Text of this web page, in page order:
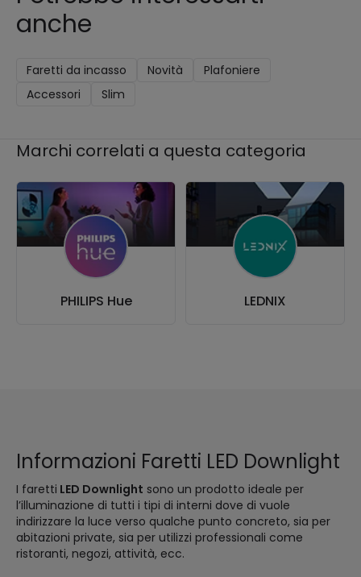
anche
Faretti da incasso Novità
Plafoniere
Accessori
Slim
Marchi correlati a questa categoria
PHILIPS Hue LEDNIX
Informazioni Faretti LED Downlight
I faretti LED Downlight sono un prodotto ideale per
l’illuminazione di tutti i tipi di interni dove di vuole
indirizzare la luce verso qualche punto concreto, sia per
abitazioni private, sia per utilizzi professionali come
ristoranti, negozi, attività, ecc.